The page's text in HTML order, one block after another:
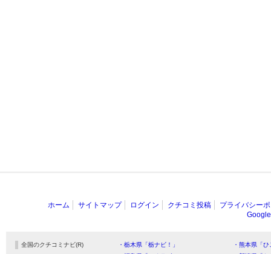
ホーム サイトマップ ログイン クチコミ投稿
プライバシー
全国のクチコミナビ(R) ・栃木県「栃ナビ！」
・熊本県「